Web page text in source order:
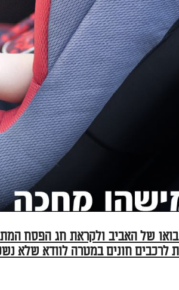
של האביב ולקראת חג הפסח
לרכבים חונים במטרה לוודא שלא